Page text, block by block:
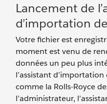
Lancement de
d’importation
Votre fichier est
moment est venu de
données un peu plus
l’assistant
comme la Rolls-Royce
l’administrateur,